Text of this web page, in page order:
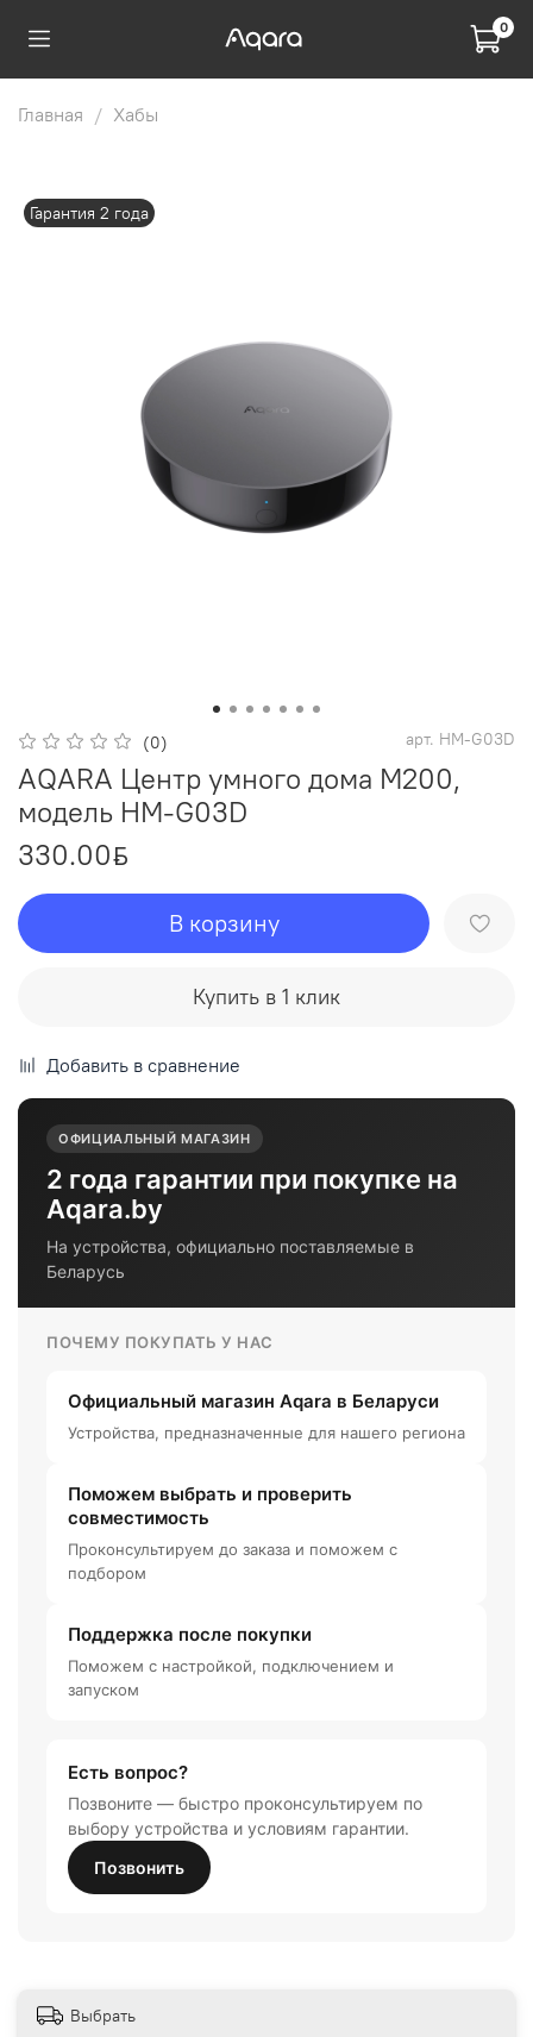
0
Главная Хабы
Гарантия 2 года
(0) арт. HM-G03D
AQARA Центр умного дома M200,
модель HM-G03D
330.00ƃ
В корзину
Купить в 1 клик
Добавить в сравнение
ОФИЦИАЛЬНЫЙ МАГАЗИН
2 года гарантии при покупке на
Aqara.by
На устройства, официально поставляемые в
Беларусь
ПОЧЕМУ ПОКУПАТЬ У НАС
Официальный магазин Aqara в Беларуси
Устройства, предназначенные для нашего региона
Поможем выбрать и проверить
совместимость
Проконсультируем до заказа и поможем с
подбором
Поддержка после покупки
Поможем с настройкой, подключением и
запуском
Есть вопрос?
Позвоните — быстро проконсультируем по
выбору устройства и условиям гарантии.
Позвонить
Выбрать